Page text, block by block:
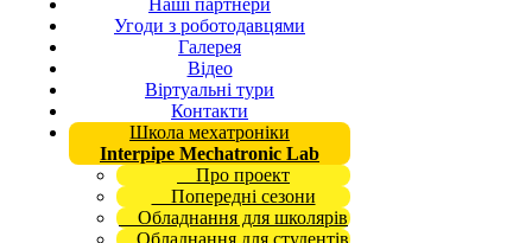
Наші партнери
Угоди з роботодавцями
Галерея
Відео
Віртуальні тури
Контакти
Школа мехатроніки
Interpipe Mechatronic Lab
Про проект
Попередні сезони
Обладнання для школярів